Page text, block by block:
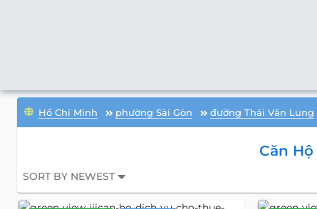
Hồ Chí Minh phường Sài Gòn đường Thái Văn Lung
Căn
SORT BY NEWEST